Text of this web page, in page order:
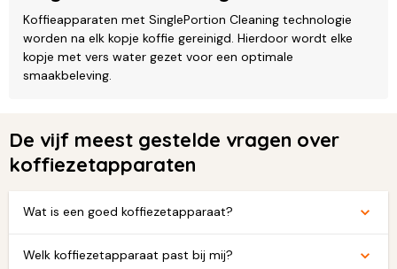
Koffieapparaten met SinglePortion Cleaning technologie
worden na elk kopje koffie gereinigd. Hierdoor wordt elke
kopje met vers water gezet voor een optimale
smaakbeleving.
De vijf meest gestelde vragen over
koffiezetapparaten
Wat is een goed koffiezetapparaat?
Welk koffiezetapparaat past bij mij?